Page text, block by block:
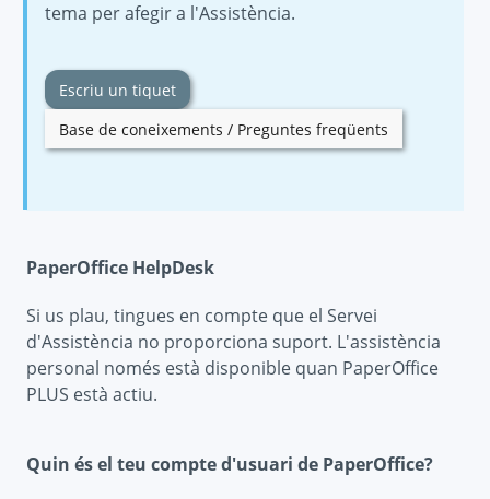
tema per afegir a l'Assistència.
Escriu un tiquet
Base de coneixements / Preguntes freqüents
PaperOffice HelpDesk
Si us plau, tingues en compte que el Servei
d'Assistència no proporciona suport. L'assistència
personal només està disponible quan PaperOffice
PLUS està actiu.
Quin és el teu compte d'usuari de PaperOffice?